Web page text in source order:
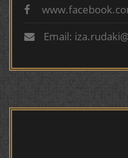
Сайри осорхона
ТАҶАССУМИ ҲАСБИ
БУХОРОӢ
БЕРУНӢ ВА
Email: